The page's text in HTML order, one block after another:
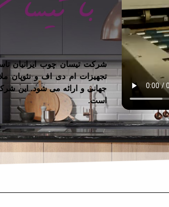
تجهیزات ام دی اف و نئوپان
جهانی و ارائه می شود. این
است.